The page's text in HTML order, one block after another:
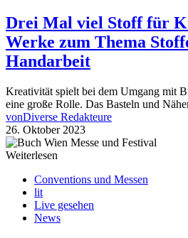
Drei Mal viel Stoff für
Werke zum Thema
Handarbeit
Kreativität spielt bei dem Umgang mit
eine große Rolle. Das Basteln und
vonDiverse Redakteure
26. Oktober 2023
Weiterlesen
Conventions und Messen
lit
Live gesehen
News